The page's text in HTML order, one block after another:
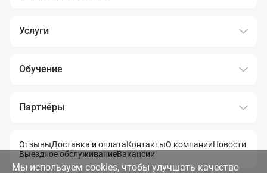
Услуги
Обучение
Партнёры
ОтзывыДоставка и оплатаКонтактыО компанииНовости
Выездное обслуживаниеВакансии
Мы используем cookies, чтобы улучшать качество